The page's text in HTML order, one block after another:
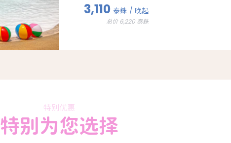
3,110 泰銖 / 晚起
总价 6,220 泰銖
特别优惠
特别为您选择